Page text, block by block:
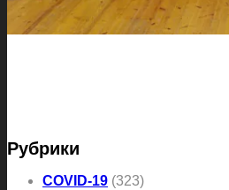
Рубрики
COVID-19 (323)